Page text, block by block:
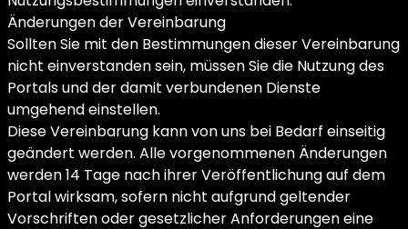
Änderungen der Vereinbarung
Sollten Sie mit den Bestimmungen dieser Vereinbarung
nicht einverstanden sein, müssen Sie die Nutzung des
Portals und der damit verbundenen Dienste
umgehend einstellen.
Diese Vereinbarung kann von uns bei Bedarf einseitig
geändert werden. Alle vorgenommenen Änderungen
werden 14 Tage nach ihrer Veröffentlichung auf dem
Portal wirksam, sofern nicht aufgrund geltender
Vorschriften oder gesetzlicher Anforderungen eine